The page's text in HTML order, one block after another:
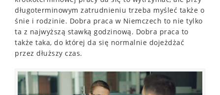
długoterminowym zatrudnieniu trzeba myśleć także o
śnie i rodzinie. Dobra praca w Niemczech to nie tylko
ta z najwyższą stawką godzinową. Dobra praca to
także taka, do której da się normalnie dojeżdżać
przez dłuższy czas.